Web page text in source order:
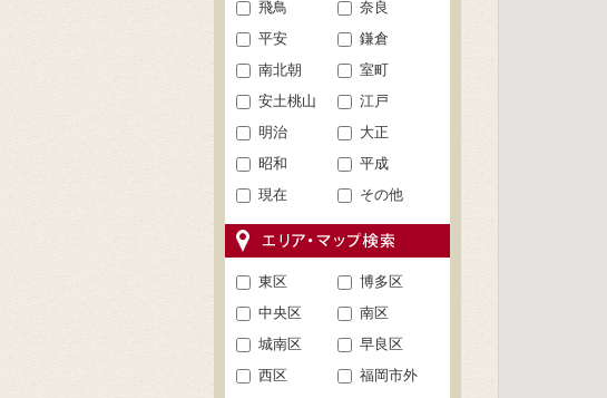
飛鳥
奈良
平安
鎌倉
南北朝
室町
安土桃山
江戸
明治
大正
昭和
平成
現在
その他
東区
博多区
中央区
南区
城南区
早良区
西区
福岡市外